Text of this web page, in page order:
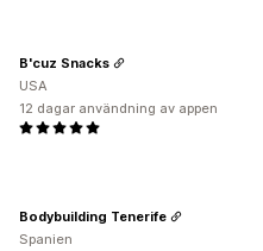
B'cuz Snacks
USA
12 dagar användning av appen
Bodybuilding Tenerife
Spanien